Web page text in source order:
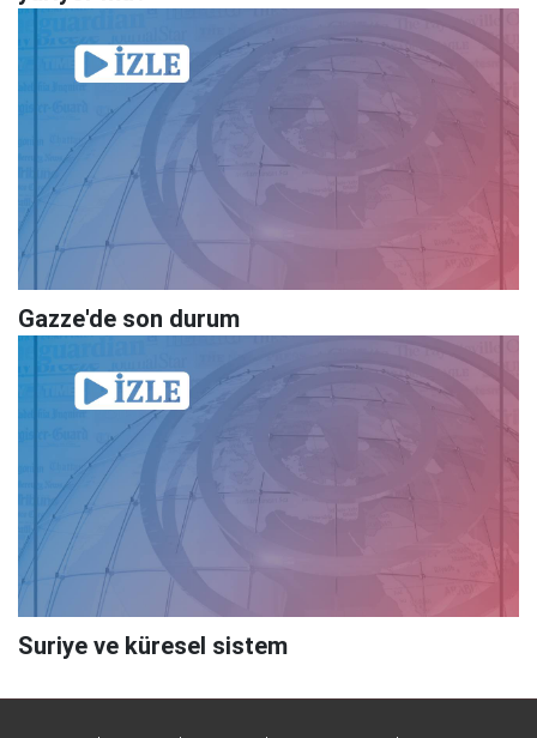
Gazze'de son durum
Suriye ve küresel sistem